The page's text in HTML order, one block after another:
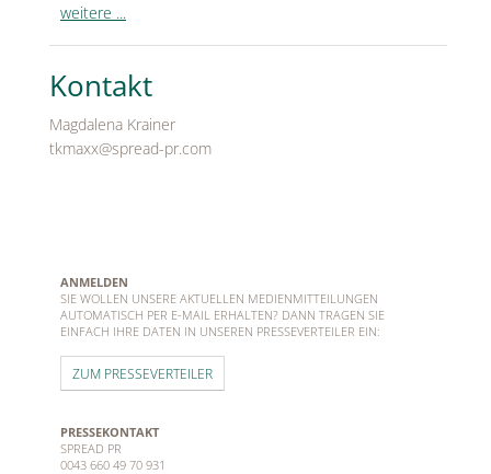
weitere ...
Kontakt
Magdalena Krainer
tkmaxx@spread-pr.com
ANMELDEN
SIE WOLLEN UNSERE AKTUELLEN MEDIENMITTEILUNGEN
AUTOMATISCH PER E-MAIL ERHALTEN? DANN TRAGEN SIE
EINFACH IHRE DATEN IN UNSEREN PRESSEVERTEILER EIN:
ZUM PRESSEVERTEILER
PRESSEKONTAKT
SPREAD PR
0043 660 49 70 931